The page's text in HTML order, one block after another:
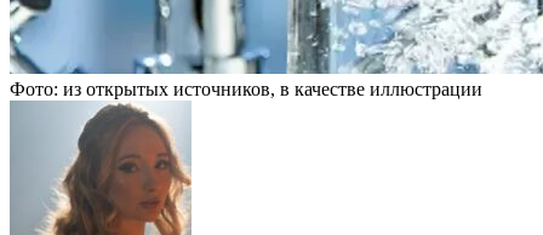
Фото: из открытых источников, в качестве иллюстрации